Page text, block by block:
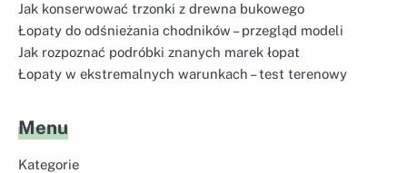
Jak konserwować trzonki z drewna bukowego
Łopaty do odśnieżania chodników – przegląd modeli
Jak rozpoznać podróbki znanych marek łopat
Łopaty w ekstremalnych warunkach – test terenowy
Menu
Kategorie